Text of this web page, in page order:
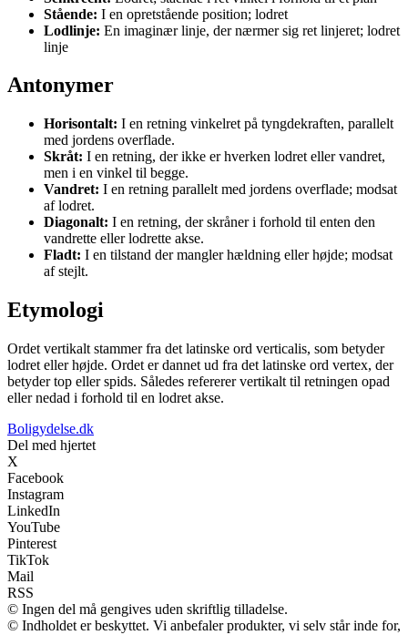
Stående: I en opretstående position; lodret
Lodlinje: En imaginær linje, der nærmer sig ret linjeret; lodret
linje
Antonymer
Horisontalt: I en retning vinkelret på tyngdekraften, parallelt
med jordens overflade.
Skråt: I en retning, der ikke er hverken lodret eller vandret,
men i en vinkel til begge.
Vandret: I en retning parallelt med jordens overflade; modsat
af lodret.
Diagonalt: I en retning, der skråner i forhold til enten den
vandrette eller lodrette akse.
Fladt: I en tilstand der mangler hældning eller højde; modsat
af stejlt.
Etymologi
Ordet vertikalt stammer fra det latinske ord verticalis, som betyder
lodret eller højde. Ordet er dannet ud fra det latinske ord vertex, der
betyder top eller spids. Således refererer vertikalt til retningen opad
eller nedad i forhold til en lodret akse.
Boligydelse.dk
Del med hjertet
X
Facebook
Instagram
LinkedIn
YouTube
Pinterest
TikTok
Mail
RSS
© Ingen del må gengives uden skriftlig tilladelse.
© Indholdet er beskyttet. Vi anbefaler produkter, vi selv står inde for,